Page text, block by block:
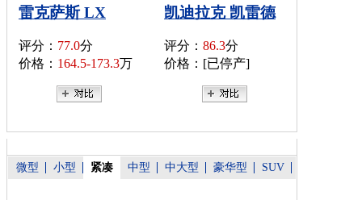
雷克萨斯 LX
评分： 77.0分
价格： 164.5-173.3万
凯迪拉克 凯雷德
评分： 86.3分
价格：[已停产]
微型 小型 紧凑 中型 中大型 豪华型 SUV